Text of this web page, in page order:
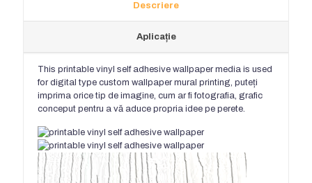
Descriere
Aplicație
This printable vinyl self adhesive wallpaper media is used
for digital type custom wallpaper mural printing, puteți
imprima orice tip de imagine, cum ar fi fotografia, grafic
conceput pentru a vă aduce propria idee pe perete.